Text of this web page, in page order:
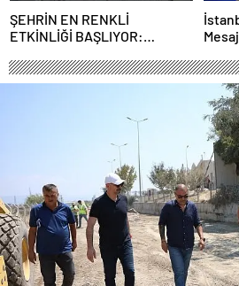
ŞEHRİN EN RENKLİ
ETKİNLİĞİ BAŞLIYOR:
FESTİVALİ” HEYECANI
GAZİOSMANPAŞA’DA